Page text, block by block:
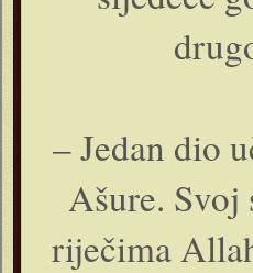
– Jedan dio
Ašure. Svoj
riječima